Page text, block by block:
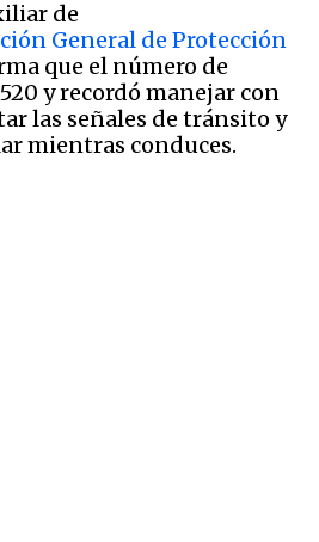
de
General de Protección
que el número de
y recordó manejar con
las señales de tránsito y
mientras conduces.